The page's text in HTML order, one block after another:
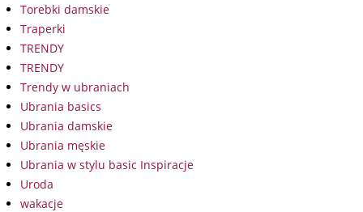
Torebki damskie
Traperki
TRENDY
TRENDY
Trendy w ubraniach
Ubrania basics
Ubrania damskie
Ubrania męskie
Ubrania w stylu basic Inspiracje
Uroda
wakacje